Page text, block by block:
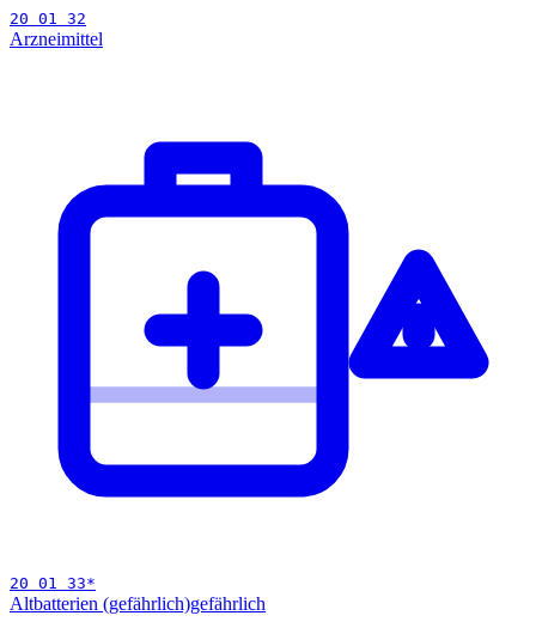
20 01 32
Arzneimittel
20 01 33*
Altbatterien (gefährlich)gefährlich